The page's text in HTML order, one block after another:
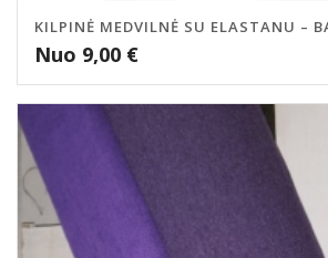
KILPINĖ MEDVILNĖ SU ELASTANU –
Nuo 9,00 €